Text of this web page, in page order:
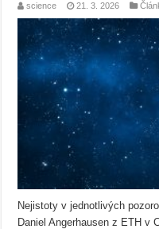
science 21. 3. 2026
Nejistoty v jednotlivých
Daniel Angerhausen z ETH v